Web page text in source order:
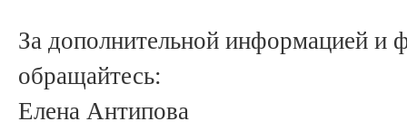
За дополнительной информацией и
обращайтесь:
Елена Антипова